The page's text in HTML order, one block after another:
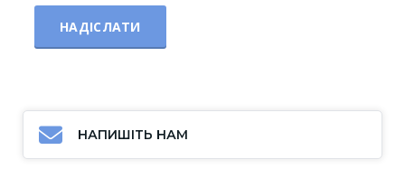
НАПИШІТЬ НАМ